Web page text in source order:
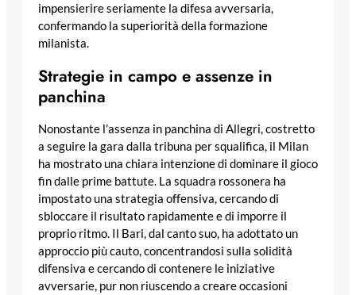
impensierire seriamente la difesa avversaria,
confermando la superiorità della formazione
milanista.
Strategie in campo e assenze in
panchina
Nonostante l’assenza in panchina di Allegri, costretto
a seguire la gara dalla tribuna per squalifica, il Milan
ha mostrato una chiara intenzione di dominare il gioco
fin dalle prime battute. La squadra rossonera ha
impostato una strategia offensiva, cercando di
sbloccare il risultato rapidamente e di imporre il
proprio ritmo. Il Bari, dal canto suo, ha adottato un
approccio più cauto, concentrandosi sulla solidità
difensiva e cercando di contenere le iniziative
avversarie, pur non riuscendo a creare occasioni